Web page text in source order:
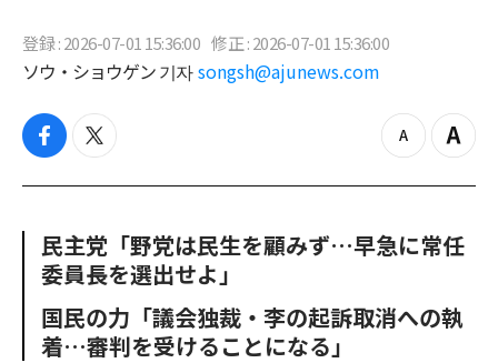
登録 : 2026-07-01 15:36:00 修正 : 2026-07-01 15:36:00
ソウ・ショウゲン 기자 songsh@ajunews.com
f
c
o
o
k
t
i
e
r
z
o
u
Z
o
n
民主党「野党は民生を顧みず…早急に常任
委員長を選出せよ」
国民の力「議会独裁・李の起訴取消への執
着…審判を受けることになる」